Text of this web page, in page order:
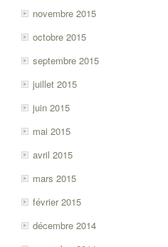
novembre 2015
octobre 2015
septembre 2015
juillet 2015
juin 2015
mai 2015
avril 2015
mars 2015
février 2015
décembre 2014